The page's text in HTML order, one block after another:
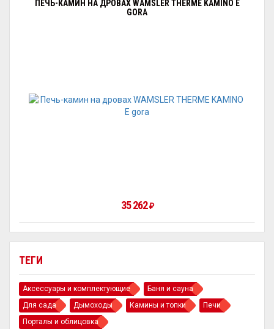
ТЕГИ
Аксессуары и комплектующие
Баня и сауна
Для сада
Дымоходы Камины и топки
Печи
Порталы и облицовка
ПЕЧЬ-КАМИН НА ДРОВАХ WAMSLER THERME KAMINO E
GORA
35 262₽